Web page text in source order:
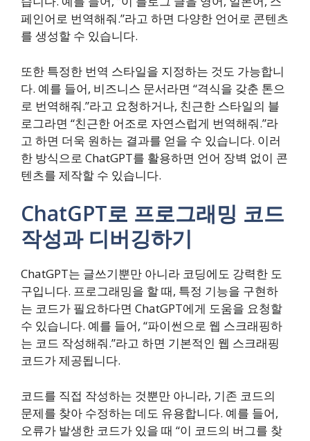
페인어로 번역해줘.”라고 하면 다양한 언어로 콘텐츠
를 생성할 수 있습니다.
또한 특정한 번역 스타일을 지정하는 것도 가능합니
다. 예를 들어, 비즈니스 문서라면 “격식을 갖춘 톤으
로 번역해줘.”라고 요청하거나, 친근한 스타일의 블
로그라면 “친근한 어조로 자연스럽게 번역해줘.”라
고 하면 더욱 원하는 결과를 얻을 수 있습니다. 이러
한 방식으로 ChatGPT를 활용하면 언어 장벽 없이 콘
텐츠를 제작할 수 있습니다.
ChatGPT로 프로그래밍 코드
작성과 디버깅하기
ChatGPT는 글쓰기뿐만 아니라 코딩에도 강력한 도
구입니다. 프로그래밍을 할 때, 특정 기능을 구현하
는 코드가 필요하다면 ChatGPT에게 도움을 요청할
수 있습니다. 예를 들어, “파이썬으로 웹 스크래핑하
는 코드 작성해줘.”라고 하면 기본적인 웹 스크래핑
코드가 제공됩니다.
코드를 직접 작성하는 것뿐만 아니라, 기존 코드의
문제를 찾아 수정하는 데도 유용합니다. 예를 들어,
오류가 발생한 코드가 있을 때 “이 코드의 버그를 찾